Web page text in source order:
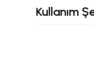
Kullanım